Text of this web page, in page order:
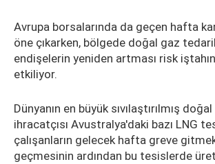
Avrupa borsalarında da geçen hafta
öne çıkarken, bölgede doğal gaz
endişelerin yeniden artması risk
etkiliyor.
Dünyanın en büyük sıvılaştırılmış
ihracatçısı Avustralya'daki bazı LNG
çalışanların gelecek hafta greve
geçmesinin ardından bu tesislerde